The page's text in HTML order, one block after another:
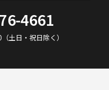
4661
土日・祝日除く）